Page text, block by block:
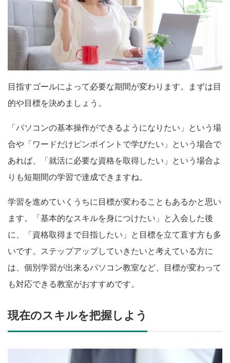
目指すゴールによって必要な期間が変わります。まずは目
的や目標を決めましょう。
「パソコンの基本操作ができるようになりたい」という場
合や「ワードだけピンポイントで学びたい」という場合で
あれば、「就活に必要な資格を取得したい」という場合よ
りも短期間の学習で達成できますね。
学習を進めていくうちに目標が変わることもあるかと思い
ます。「基本的なスキルを身につけたい」と入会した後
に、「資格取得まで目指したい」と目標を立て直す方も多
いです。ステップアップしていきたいと考えている方に
は、個別学習が出来るパソコン教室など、目標が変わって
も対応できる教室がおすすめです。
現在のスキルを把握しよう